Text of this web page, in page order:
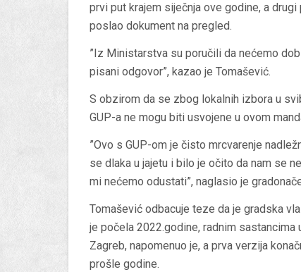
prvi put krajem siječnja ove godine, a
poslao dokument na pregled.
”Iz Ministarstva su poručili da nećemo
pisani odgovor”, kazao je Tomašević.
S obzirom da se zbog lokalnih izbora u
GUP-a ne mogu biti usvojene u ovom
”Ovo s GUP-om je čisto mrcvarenje
se dlaka u jajetu i bilo je očito da nam se
mi nećemo odustati”, naglasio je
Tomašević odbacuje teze da je gradska
je počela 2022.godine, radnim
Zagreb, napomenuo je, a prva verzija
prošle godine.